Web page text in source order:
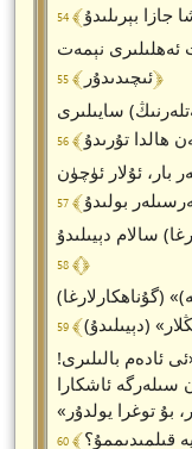
جازا بېرىلىدۇ
نېمەت
ئىچىدىدۇر﴾ 55 ﴿
سايىلىرى
ھالدا تۇرىدۇ
بار، ئۇلار ئۈچۈن
بولىدۇ
سالام دېيىلىدۇ
﴾ 58 ﴿
(گۇناھكارلارغا) «ئى گۇناھكارلار! بۈگۈن (بىر تەرەپكە)
(دېيىلىدۇ)
ئادەم بالىلىرى!
سىلەرگە ئاشكارا
بۇ توغرا يولدۇر»
قىلمىدىممۇ؟